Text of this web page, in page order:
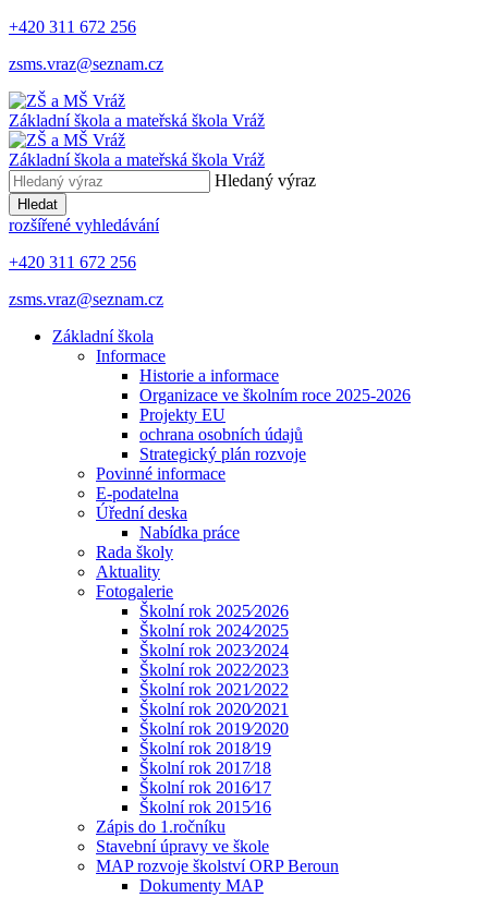
+420 311 672 256
zsms.vraz@seznam.cz
Základní škola a mateřská škola Vráž
Základní škola a mateřská škola Vráž
Hledaný výraz
Hledat
rozšířené vyhledávání
+420 311 672 256
zsms.vraz@seznam.cz
Základní škola
Informace
Historie a informace
Organizace ve školním roce 2025-2026
Projekty EU
ochrana osobních údajů
Strategický plán rozvoje
Povinné informace
E-podatelna
Úřední deska
Nabídka práce
Rada školy
Aktuality
Fotogalerie
Školní rok 2025⁄2026
Školní rok 2024⁄2025
Školní rok 2023⁄2024
Školní rok 2022⁄2023
Školní rok 2021⁄2022
Školní rok 2020⁄2021
Školní rok 2019⁄2020
Školní rok 2018⁄19
Školní rok 2017⁄18
Školní rok 2016⁄17
Školní rok 2015⁄16
Zápis do 1.ročníku
Stavební úpravy ve škole
MAP rozvoje školství ORP Beroun
Dokumenty MAP